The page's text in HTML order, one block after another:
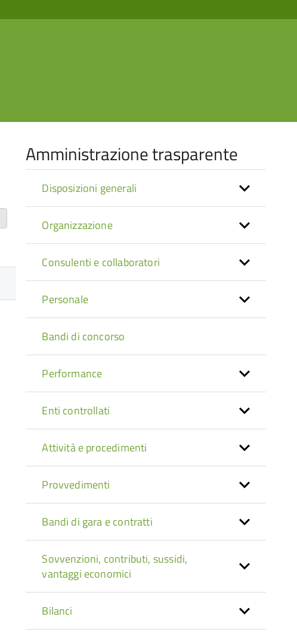
Amministrazione trasparente
Disposizioni generali
Organizzazione
Consulenti e collaboratori
Personale
Bandi di concorso
Performance
Enti controllati
Attività e procedimenti
Provvedimenti
Bandi di gara e contratti
Sovvenzioni, contributi, sussidi,
vantaggi economici
Bilanci